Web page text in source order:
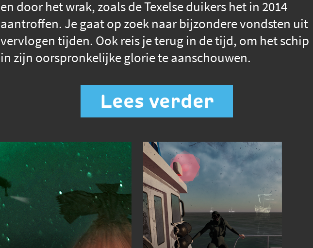
en door het wrak, zoals de Texelse duikers het in 2014
aantroffen. Je gaat op zoek naar bijzondere vondsten uit
vervlogen tijden. Ook reis je terug in de tijd, om het schip
in zijn oorspronkelijke glorie te aanschouwen.
Lees verder